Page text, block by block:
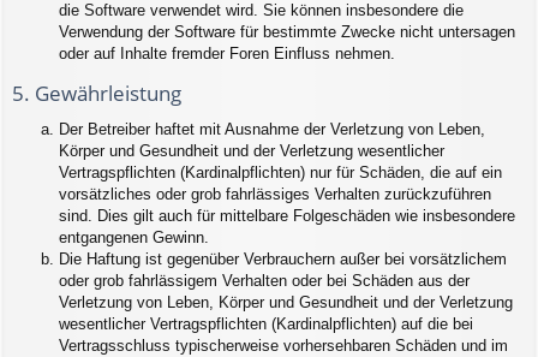
die Software verwendet wird. Sie können insbesondere die
Verwendung der Software für bestimmte Zwecke nicht untersagen
oder auf Inhalte fremder Foren Einfluss nehmen.
5. Gewährleistung
Der Betreiber haftet mit Ausnahme der Verletzung von Leben,
Körper und Gesundheit und der Verletzung wesentlicher
Vertragspflichten (Kardinalpflichten) nur für Schäden, die auf ein
vorsätzliches oder grob fahrlässiges Verhalten zurückzuführen
sind. Dies gilt auch für mittelbare Folgeschäden wie insbesondere
entgangenen Gewinn.
Die Haftung ist gegenüber Verbrauchern außer bei vorsätzlichem
oder grob fahrlässigem Verhalten oder bei Schäden aus der
Verletzung von Leben, Körper und Gesundheit und der Verletzung
wesentlicher Vertragspflichten (Kardinalpflichten) auf die bei
Vertragsschluss typischerweise vorhersehbaren Schäden und im